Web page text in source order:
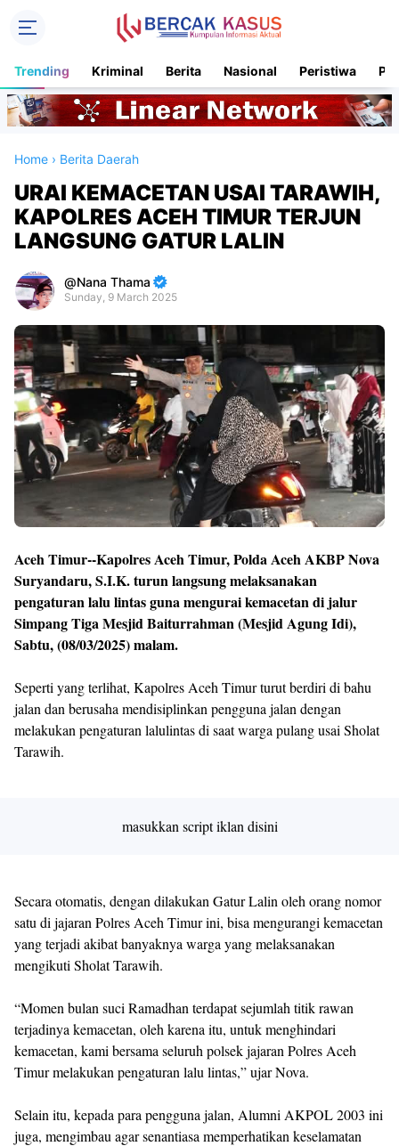
Trending Kriminal Berita Nasional Peristiwa
Home › Berita Daerah
URAI KEMACETAN USAI TARAWIH,
KAPOLRES ACEH TIMUR TERJUN
LANGSUNG GATUR LALIN
Nana Thama
Sunday, 9 March 2025
Aceh Timur--Kapolres Aceh Timur, Polda Aceh AKBP Nova
Suryandaru, S.I.K. turun langsung melaksanakan
pengaturan lalu lintas guna mengurai kemacetan di jalur
Simpang Tiga Mesjid Baiturrahman (Mesjid Agung Idi),
Sabtu, (08/03/2025) malam.
Seperti yang terlihat, Kapolres Aceh Timur turut berdiri di bahu
jalan dan berusaha mendisiplinkan pengguna jalan dengan
melakukan pengaturan lalulintas di saat warga pulang usai Sholat
Tarawih.
masukkan script iklan disini
Secara otomatis, dengan dilakukan Gatur Lalin oleh orang nomor
satu di jajaran Polres Aceh Timur ini, bisa mengurangi kemacetan
yang terjadi akibat banyaknya warga yang melaksanakan
mengikuti Sholat Tarawih.
“Momen bulan suci Ramadhan terdapat sejumlah titik rawan
terjadinya kemacetan, oleh karena itu, untuk menghindari
kemacetan, kami bersama seluruh polsek jajaran Polres Aceh
Timur melakukan pengaturan lalu lintas,” ujar Nova.
Selain itu, kepada para pengguna jalan, Alumni AKPOL 2003 ini
juga, mengimbau agar senantiasa memperhatikan keselamatan